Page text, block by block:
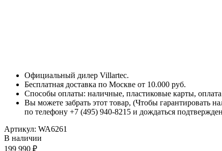
Официальный дилер Villartec.
Бесплатная доставка по Москве от 10.000 руб.
Способы оплаты: наличные, пластиковые карты,
Вы можете забрать этот товар, (Чтобы гарантировать
по телефону +7 (495) 940-8215 и дождаться
Артикул: WA6261
В наличии
199 990